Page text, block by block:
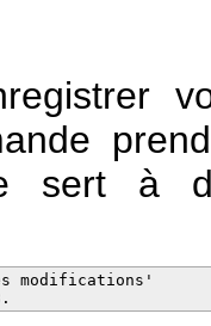
sert à
modifications'